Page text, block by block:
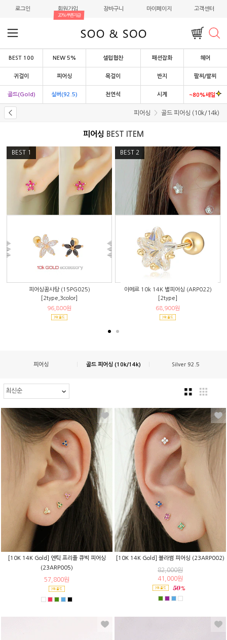
로그인 회원가입
20%쿠폰지급
장바구니 마이페이지 고객센터
BEST 100 NEW 5% 셀럽협찬 패션잡화 헤어
귀걸이 피어싱 목걸이 반지 팔찌/발찌
골드(Gold) 실버(92.5) 천연석 시계 ~80%세일
피어싱 골드 피어싱 (10k/14k)
피어싱 BEST ITEM
BEST 1
피어싱꿈사탕 (15PG025)
[2type,3color]
96,800원
BEST 2
아메르 10k 14K 별피어싱 (ARP022)
[2type]
68,900원
피어싱 골드 피어싱 (10k/14k) Silver 92.5
[10K 14K Gold] 엔틱 프리플 큐빅 피어싱
(23ARP005)
57,800원
[10K 14K Gold] 블라썸 피어싱 (23ARP002)
82,000원
41,000원